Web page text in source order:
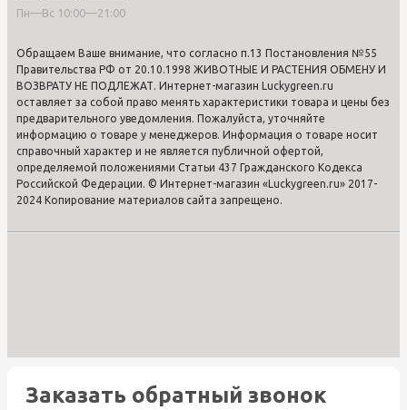
Пн—Вс 10:00—21:00
Обращаем Ваше внимание, что согласно п.13 Постановления №55
Правительства РФ от 20.10.1998 ЖИВОТНЫЕ И РАСТЕНИЯ ОБМЕНУ И
ВОЗВРАТУ НЕ ПОДЛЕЖАТ. Интернет-магазин Luckygreen.ru
оставляет за собой право менять характеристики товара и цены без
предварительного уведомления. Пожалуйста, уточняйте
информацию о товаре у менеджеров. Информация о товаре носит
справочный характер и не является публичной офертой,
определяемой положениями Статьи 437 Гражданского Кодекса
Российской Федерации. © Интернет-магазин «Luckygreen.ru» 2017-
2024 Копирование материалов сайта запрещено.
Заказать обратный звонок